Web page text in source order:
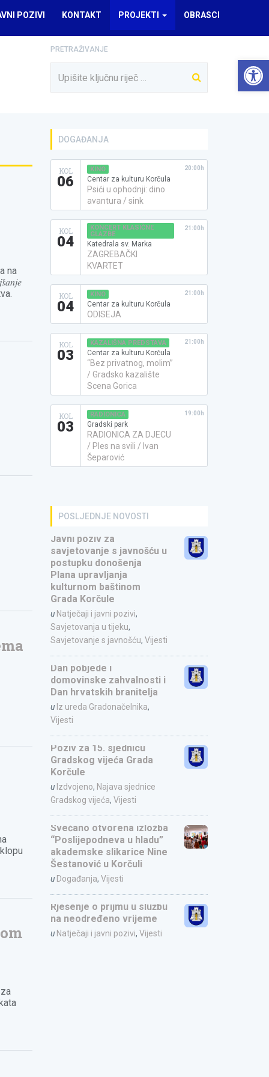
POZIVI KONTAKT PROJEKTI OBRASCI
PRETRAŽIVANJE
na
DOGAĐANJA
KOL
06
KINO
Centar za kulturu Korčula
Psići u ophodnji: dino
avantura / sink
20:00h
KOL
04
KONCERT KLASIČNE
GLAZBE
Katedrala sv. Marka
ZAGREBAČKI
KVARTET
21:00h
KOL
04
KINO
Centar za kulturu Korčula
ODISEJA
21:00h
KOL
03
KAZALIŠNA PREDSTAVA
Centar za kulturu Korčula
“Bez privatnog, molim”
/ Gradsko kazalište
Scena Gorica
21:00h
KOL
03
RADIONICA
Gradski park
RADIONICA ZA DJECU
/ Ples na svili / Ivan
Šeparović
19:00h
POSLJEDNJE NOVOSTI
Javni poziv za
savjetovanje s javnošću u
postupku donošenja
Plana upravljanja
kulturnom baštinom
Grada Korčule
u Natječaji i javni pozivi,
Savjetovanja u tijeku,
Savjetovanje s javnošću, Vijesti
Dan pobjede i
domovinske zahvalnosti i
Dan hrvatskih branitelja
u Iz ureda Gradonačelnika,
Vijesti
Poziv za 15. sjednicu
Gradskog vijeća Grada
Korčule
u Izdvojeno, Najava sjednice
Gradskog vijeća, Vijesti
Svečano otvorena izložba
“Poslijepodneva u hladu”
akademske slikarice Nine
Šestanović u Korčuli
u Događanja, Vijesti
Rješenje o prijmu u službu
na neodređeno vrijeme
u Natječaji i javni pozivi, Vijesti